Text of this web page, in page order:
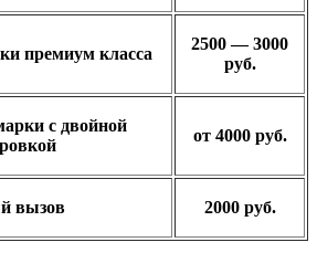
премиум класса
2500 — 3000
руб.
с двойной
от 4000 руб.
вызов 2000 руб.